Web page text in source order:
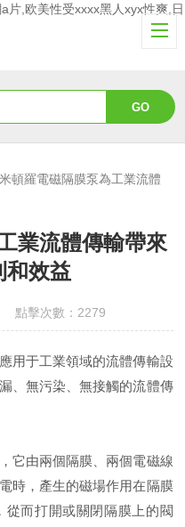
片,欧美性受xxxx黑人xyx性爽,日
米頓羅電磁隔膜泵為工業流體
業流體傳輸帶來
和效益
點擊次數：2279
于工業領域的流體傳輸設
、無污染、無接觸的流體傳
由兩個隔膜、兩個電磁線
時，產生的磁場作用在隔膜
從而打開或關閉隔膜上的閥